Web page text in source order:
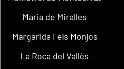
Maria de Miralles
Margarida i els Monjos
La Roca del Vallès